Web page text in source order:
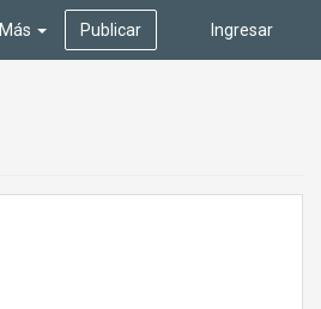
Ingresar
Más Publicar